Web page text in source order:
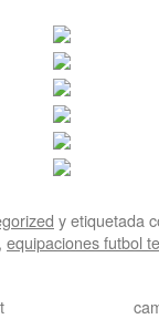
y etiquetada
, equipaciones futbol